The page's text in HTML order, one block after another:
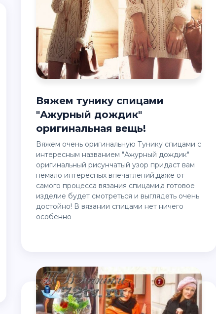
Вяжем тунику спицами
"Ажурный дождик"
оригинальная вещь!
Вяжем очень оригинальную Тунику спицами с
интересным названием "Ажурный дождик"
оригинальный рисунчатый узор придаст вам
немало интересных впечатлений,даже от
самого процесса вязания спицами,а готовое
изделие будет смотреться и выглядеть очень
достойно! В вязании спицами нет ничего
особенно